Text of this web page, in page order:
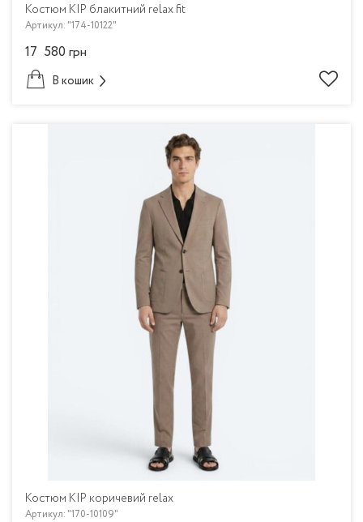
Костюм KIP блакитний relax fit
Артикул: "174-10122"
17 580грн
В кошик
Костюм KIP коричевий relax
Артикул: "170-10109"